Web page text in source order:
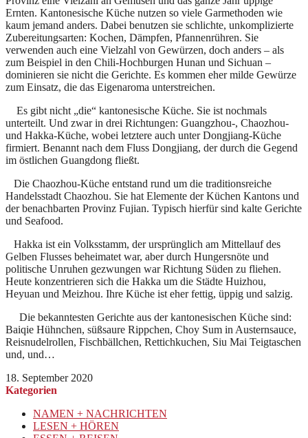
Ernten. Kantonesische Küche nutzen so viele Garmethoden wie
kaum jemand anders. Dabei benutzen sie schlichte, unkomplizierte
Zubereitungsarten: Kochen, Dämpfen, Pfannenrühren. Sie
verwenden auch eine Vielzahl von Gewürzen, doch anders – als
zum Beispiel in den Chili-Hochburgen Hunan und Sichuan –
dominieren sie nicht die Gerichte. Es kommen eher milde Gewürze
zum Einsatz, die das Eigenaroma unterstreichen.
Es gibt nicht „die“ kantonesische Küche. Sie ist nochmals
unterteilt. Und zwar in drei Richtungen: Guangzhou-, Chaozhou-
und Hakka-Küche, wobei letztere auch unter Dongjiang-Küche
firmiert. Benannt nach dem Fluss Dongjiang, der durch die Gegend
im östlichen Guangdong fließt.
Die Chaozhou-Küche entstand rund um die traditionsreiche
Handelsstadt Chaozhou. Sie hat Elemente der Küchen Kantons und
der benachbarten Provinz Fujian. Typisch hierfür sind kalte Gerichte
und Seafood.
Hakka ist ein Volksstamm, der ursprünglich am Mittellauf des
Gelben Flusses beheimatet war, aber durch Hungersnöte und
politische Unruhen gezwungen war Richtung Süden zu fliehen.
Heute konzentrieren sich die Hakka um die Städte Huizhou,
Heyuan und Meizhou. Ihre Küche ist eher fettig, üppig und salzig.
Die bekanntesten Gerichte aus der kantonesischen Küche sind:
Baiqie Hühnchen, süßsaure Rippchen, Choy Sum in Austernsauce,
Reisnudelrollen, Fischbällchen, Rettichkuchen, Siu Mai Teigtaschen
und, und…
18. September 2020
Kategorien
NAMEN + NACHRICHTEN
LESEN + HÖREN